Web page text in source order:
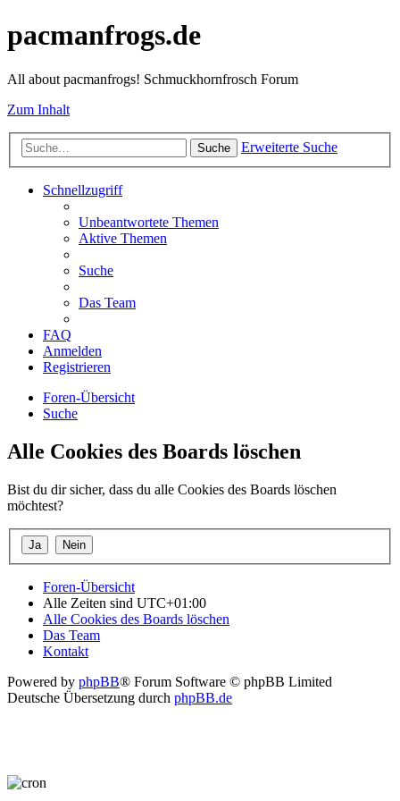
pacmanfrogs.de
All about pacmanfrogs! Schmuckhornfrosch Forum
Zum Inhalt
Suche Erweiterte Suche
Schnellzugriff
Unbeantwortete Themen
Aktive Themen
Suche
Das Team
FAQ
Anmelden
Registrieren
Foren-Übersicht
Suche
Alle Cookies des Boards löschen
Bist du dir sicher, dass du alle Cookies des Boards löschen
möchtest?
Foren-Übersicht
Alle Zeiten sind UTC+01:00
Alle Cookies des Boards löschen
Das Team
Kontakt
Powered by phpBB® Forum Software © phpBB Limited
Deutsche Übersetzung durch phpBB.de